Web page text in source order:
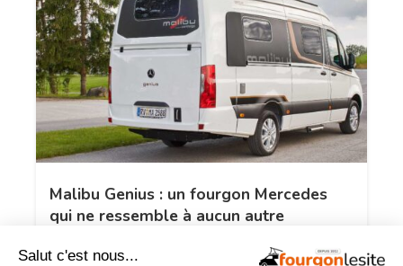
Malibu Genius : un fourgon Mercedes
qui ne ressemble à aucun autre